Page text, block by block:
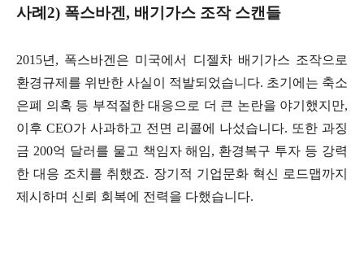
사례2) 폭스바겐, 배기가스 조작 스캔들
2015년, 폭스바겐은 미국에서 디젤차 배기가스 조작으로
환경규제를 위반한 사실이 적발되었습니다. 초기에는 축소
은폐 의혹 등 부적절한 대응으로 더 큰 논란을 야기했지만,
이후 CEO가 사과하고 전면 리콜에 나섰습니다. 또한 과징
금 200억 달러를 물고 책임자 해임, 환경복구 투자 등 강력
한 대응 조치를 취했죠. 장기적 기업문화 혁신 로드맵까지
제시하며 신뢰 회복에 전력을 다했습니다.